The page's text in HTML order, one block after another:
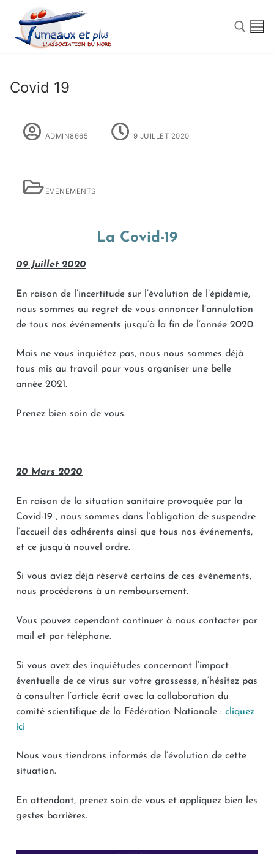
L’association du Nord
La Fédération Nationale
Des chiffres
Nos partenaires
Nos services
Nos événements
Rejoignez-nous
Faire un don
Connexion
Covid 19
ADMIN8665 9 JUILLET 2020
EVENEMENTS
La Covid-19
09 Juillet 2020
En raison de l’incertitude sur l’évolution de l’épidémie,
nous sommes au regret de vous annoncer l’annulation
de tous nos événements jusqu’à la fin de l’année 2020.
Mais ne vous inquiétez pas, nous nous sommes déjà
tous mis au travail pour vous organiser une belle
année 2021.
Prenez bien soin de vous.
20 Mars 2020
En raison de la situation sanitaire provoquée par la
Covid-19 , nous sommes dans l’obligation de suspendre
l’accueil des adhérents ainsi que tous nos événements,
et ce jusqu’à nouvel ordre.
Si vous aviez déjà réservé certains de ces événements,
nous procéderons à un remboursement.
Vous pouvez cependant continuer à nous contacter par
mail et par téléphone.
Si vous avez des inquiétudes concernant l’impact
éventuelle de ce virus sur votre grossesse, n’hésitez pas
à consulter l’article écrit avec la collaboration du
comité scientifique de la Fédération Nationale : cliquez
ici
Nous vous tiendrons informés de l’évolution de cette
situation.
En attendant, prenez soin de vous et appliquez bien les
gestes barrières.